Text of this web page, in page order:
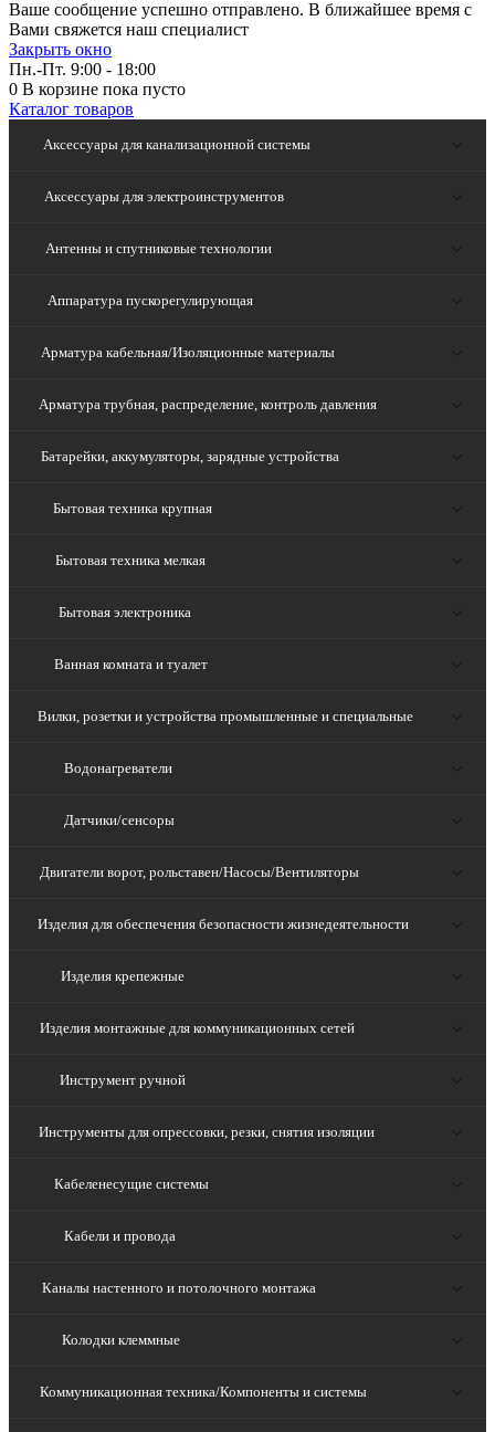
Ваше сообщение успешно отправлено. В ближайшее время с
Вами свяжется наш специалист
Закрыть окно
Пн.-Пт. 9:00 - 18:00
0 В корзине пока пусто
Каталог товаров
Аксессуары для канализационной системы
Аксессуары для электроинструментов
Антенны и спутниковые технологии
Аппаратура пускорегулирующая
Арматура кабельная/Изоляционные материалы
Арматура трубная, распределение, контроль давления
Батарейки, аккумуляторы, зарядные устройства
Бытовая техника крупная
Бытовая техника мелкая
Бытовая электроника
Ванная комната и туалет
Вилки, розетки и устройства промышленные и специальные
Водонагреватели
Датчики/сенсоры
Двигатели ворот, рольставен/Насосы/Вентиляторы
Изделия для обеспечения безопасности жизнедеятельности
Изделия крепежные
Изделия монтажные для коммуникационных сетей
Инструмент ручной
Инструменты для опрессовки, резки, снятия изоляции
Кабеленесущие системы
Кабели и провода
Каналы настенного и потолочного монтажа
Колодки клеммные
Коммуникационная техника/Компоненты и системы